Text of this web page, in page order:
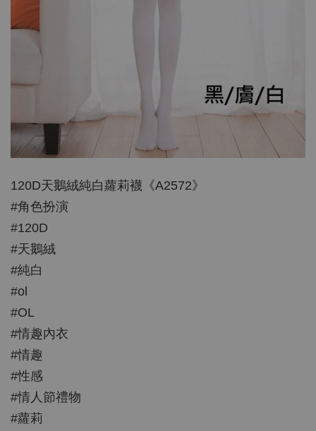
120D天鵝絨純白蘿莉襪《A2572》
#角色扮演
#120D
#天鵝絨
#純白
#ol
#OL
#情趣內衣
#情趣
#性感
#情人節禮物
#蘿莉